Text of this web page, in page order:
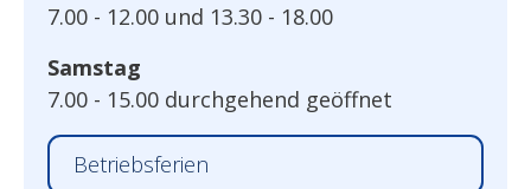
7.00 - 12.00 und 13.30 - 18.00
Samstag
7.00 - 15.00 durchgehend geöffnet
Betriebsferien